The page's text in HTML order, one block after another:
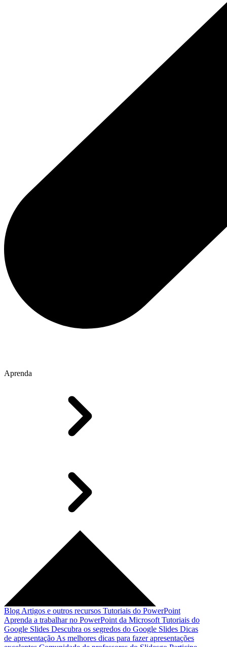
Aprenda
Blog Artigos e outros recursos Tutoriais do PowerPoint
Aprenda a trabalhar no PowerPoint da Microsoft Tutoriais do
Google Slides Descubra os segredos do Google Slides Dicas
de apresentação As melhores dicas para fazer apresentações